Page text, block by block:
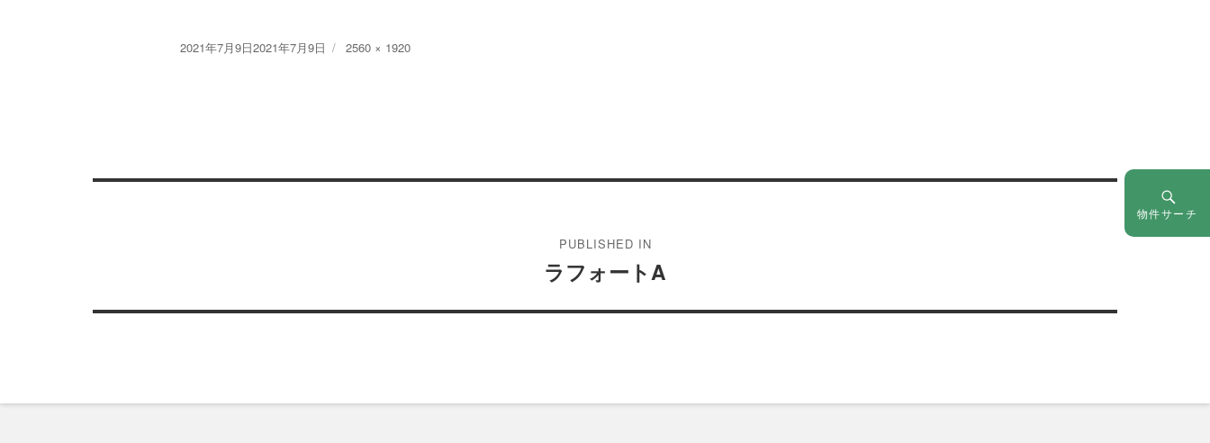
Posted
2021年7月9日2021年7月9日
Full
2560 × 1920
ゲ
PUBLISHED IN
ラフォートA
物件サーチ